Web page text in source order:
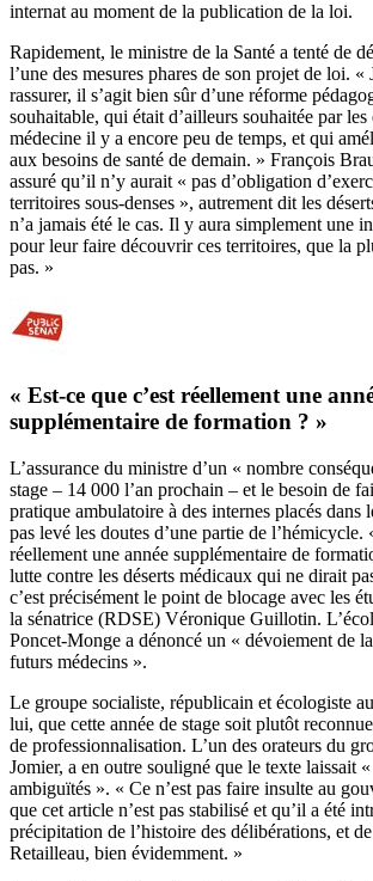
internat au moment de la publication de la loi.
Rapidement, le ministre de la Santé a tenté de
l’une des mesures phares de son projet de loi. «
rassurer, il s’agit bien sûr d’une réforme
souhaitable, qui était d’ailleurs souhaitée par les
médecine il y a encore peu de temps, et qui
aux besoins de santé de demain. » François
assuré qu’il n’y aurait « pas d’obligation
territoires sous-denses », autrement dit les
n’a jamais été le cas. Il y aura simplement une
pour leur faire découvrir ces territoires, que la
pas. »
« Est-ce que c’est réellement une
supplémentaire de formation ? »
L’assurance du ministre d’un « nombre
stage – 14 000 l’an prochain – et le besoin de
pratique ambulatoire à des internes placés dans
pas levé les doutes d’une partie de l’hémicycle.
réellement une année supplémentaire de
lutte contre les déserts médicaux qui ne dirait
c’est précisément le point de blocage avec les
la sénatrice (RDSE) Véronique Guillotin.
Poncet-Monge a dénoncé un « dévoiement de
futurs médecins ».
Le groupe socialiste, républicain et écologiste
lui, que cette année de stage soit plutôt
de professionnalisation. L’un des orateurs du
Jomier, a en outre souligné que le texte laissait
ambiguïtés ». « Ce n’est pas faire insulte au
que cet article n’est pas stabilisé et qu’il a été
précipitation de l’histoire des délibérations, et
Retailleau, bien évidemment. »